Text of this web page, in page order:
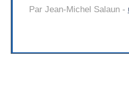
Par Jean-Michel Salaun -